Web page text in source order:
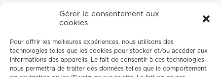
Gérer le consentement aux
cookies
Pour offrir les meilleures expériences, nous utilisons des
technologies telles que les cookies pour stocker et/ou accéder aux
informations des appareils. Le fait de consentir à ces technologies
nous permettra de traiter des données telles que le comportement
a
g
e
N
s
a
g
e